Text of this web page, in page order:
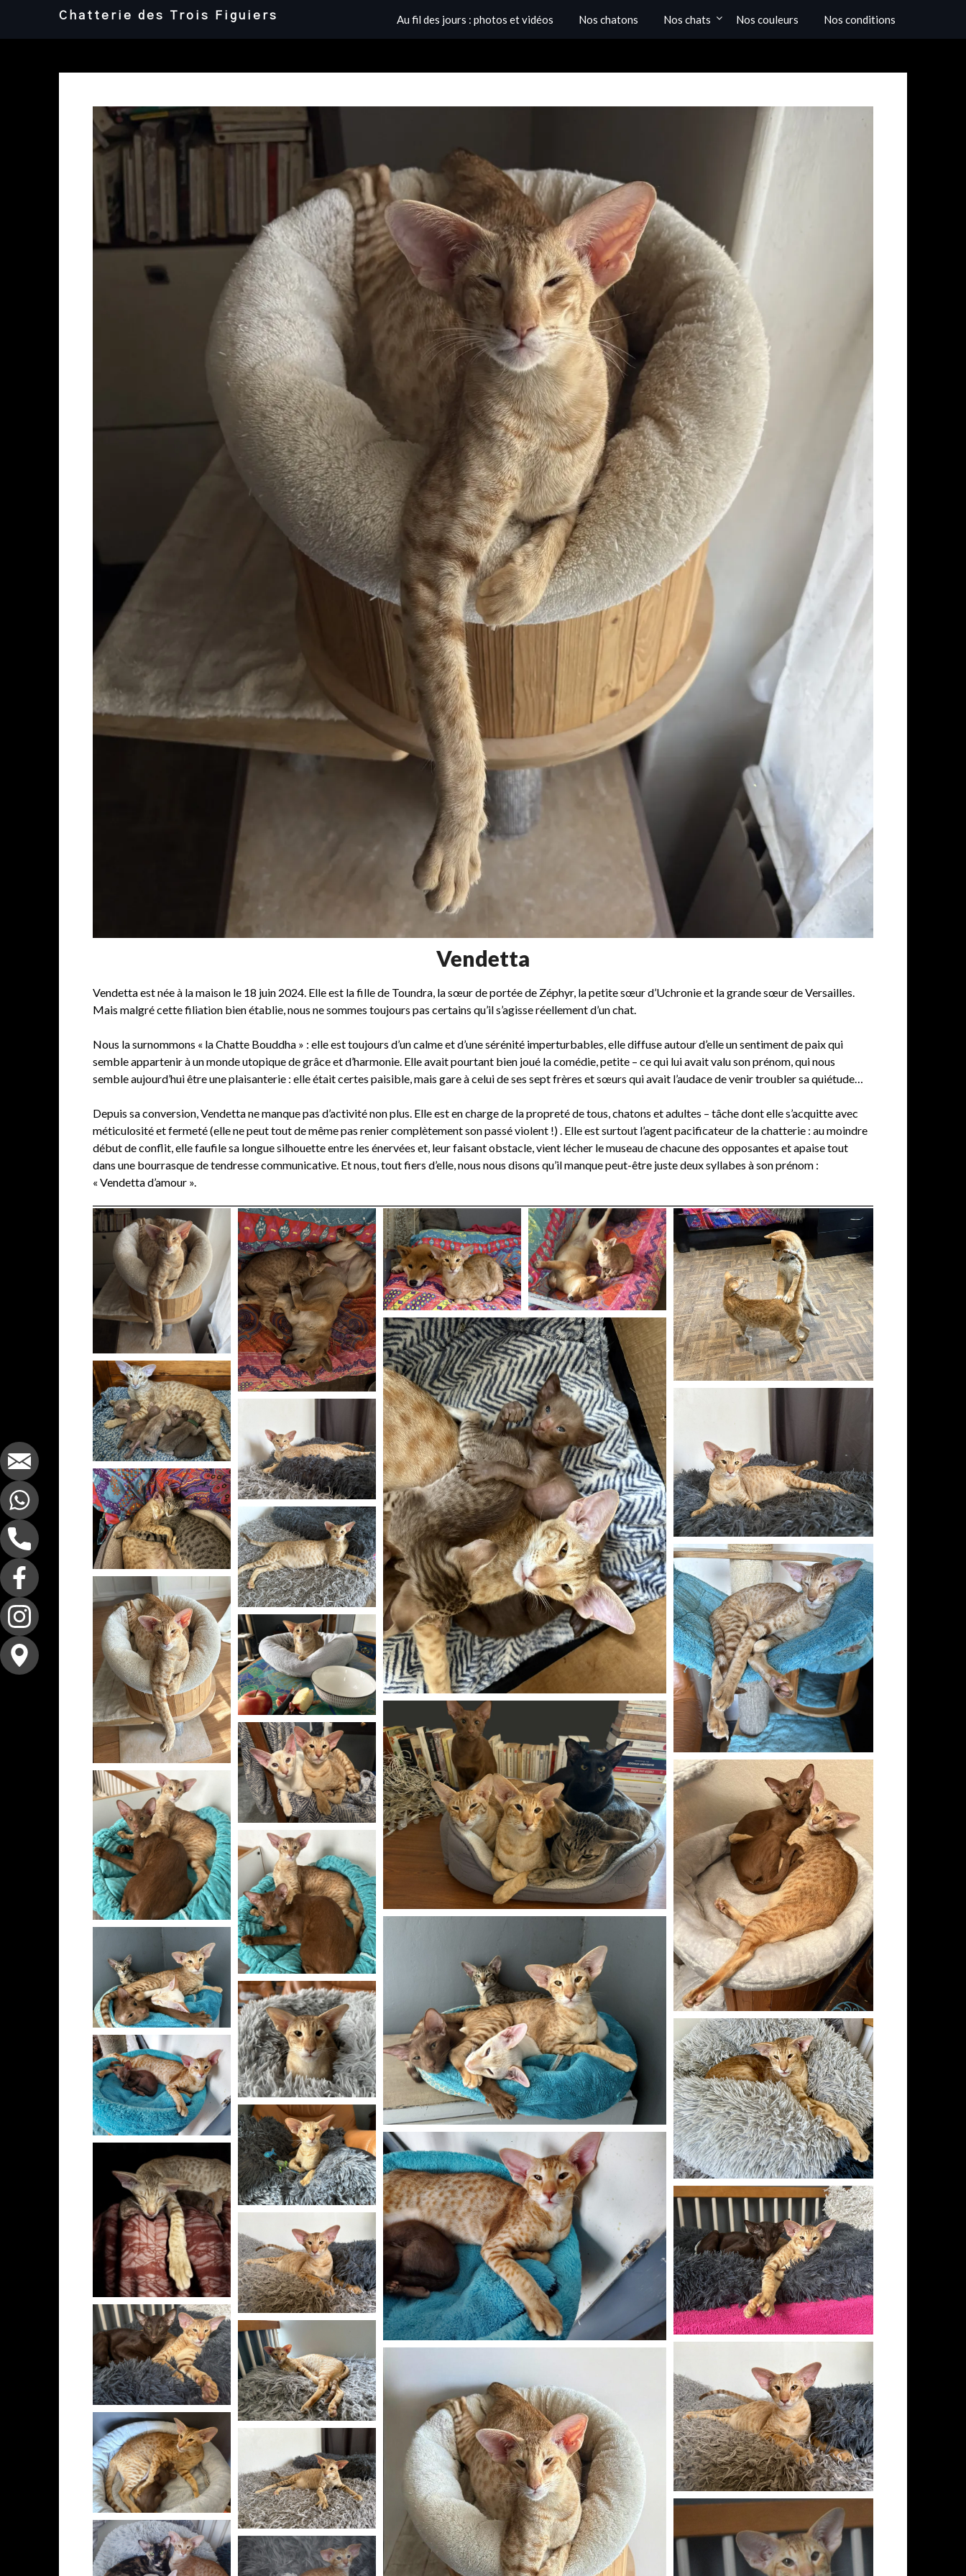
Chatterie des Trois Figuiers Au fil des jours : photos et vidéos Nos chatons Nos chats Nos couleurs Nos conditions
Vendetta
Vendetta est née à la maison le 18 juin 2024. Elle est la fille de Toundra, la sœur de portée de Zéphyr, la petite sœur d’Uchronie et la grande sœur de Versailles.
Mais malgré cette filiation bien établie, nous ne sommes toujours pas certains qu’il s’agisse réellement d’un chat.
Nous la surnommons « la Chatte Bouddha » : elle est toujours d’un calme et d’une sérénité imperturbables, elle diffuse autour d’elle un sentiment de paix qui
semble appartenir à un monde utopique de grâce et d’harmonie. Elle avait pourtant bien joué la comédie, petite – ce qui lui avait valu son prénom, qui nous
semble aujourd’hui être une plaisanterie : elle était certes paisible, mais gare à celui de ses sept frères et sœurs qui avait l’audace de venir troubler sa quiétude…
Depuis sa conversion, Vendetta ne manque pas d’activité non plus. Elle est en charge de la propreté de tous, chatons et adultes – tâche dont elle s’acquitte avec
méticulosité et fermeté (elle ne peut tout de même pas renier complètement son passé violent !) . Elle est surtout l’agent pacificateur de la chatterie : au moindre
début de conflit, elle faufile sa longue silhouette entre les énervées et, leur faisant obstacle, vient lécher le museau de chacune des opposantes et apaise tout
dans une bourrasque de tendresse communicative. Et nous, tout fiers d’elle, nous nous disons qu’il manque peut-être juste deux syllabes à son prénom :
« Vendetta d’amour ».